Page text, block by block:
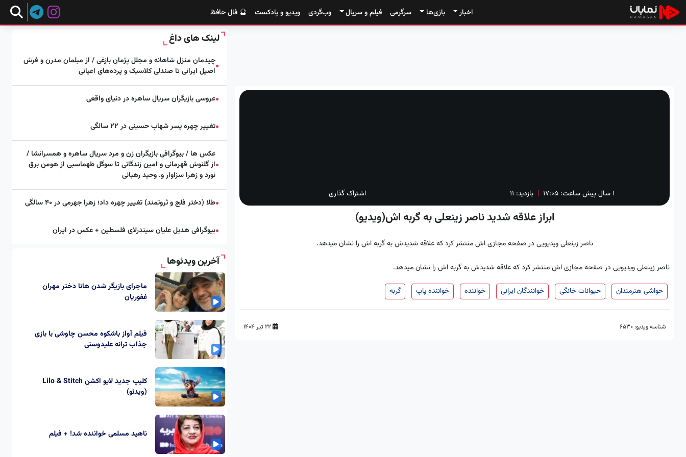
اخبار بازی‌ها سرگرمی فیلم و سریال وب‌گردی ویدیو و پادکست 🔮 فال حافظ
۱ سال پیش ساعت: ۱۷:۰۵ | بازدید: 11 اشتراک گذاری
ابراز علاقه شدید ناصر زینعلی به گربه اش(ویدیو)
ناصر زینعلی ویدیویی در صفحه مجازی اش منتشر کرد که علاقه شدیدش به گربه اش را نشان میدهد.
ناصر زینعلی ویدیویی در صفحه مجازی اش منتشر کرد که علاقه شدیدش به گربه اش را نشان میدهد.
حواشی هنرمندان حیوانات خانگی خوانندگان ایرانی خواننده خواننده پاپ گربه
شناسه ویدیو: ۲۲ تیر ۱۴۰۴
لینک های داغ
●چیدمان منزل شاهانه و مجلل پژمان بازغی / از مبلمان مدرن و فرش
اصیل ایرانی تا صندلی کلاسیک و پرده‌های اعیانی
●عروسی بازیگران سریال ساهره در دنیای واقعی
●تغییر چهره پسر شهاب حسینی در ۲۲ سالگی
●
عکس ها / بیوگرافی بازیگران زن و مرد سریال ساهره و همسرانشا /
از گلنوش قهرمانی و امین زندگانی تا سوگل طهماسبی از هومن برق
نورد و زهرا سزاوار و. وحید رهبانی
●طلا (دختر فلج و ثروتمند) تغییر چهره داد؛ زهرا جهرمی در ۴۰ سالگی
●بیوگرافی هدیل علیان سیندرلای فلسطین + عکس در ایران
آخرین ویدئوها
ماجرای بازیگر شدن هانا دختر مهران
غفوریان
فیلم آواز باشکوه محسن چاوشی با بازی
جذاب ترانه علیدوستی
کلیپ جدید لایو اکشن Lilo & Stitch
(ویدئو)
ناهید مسلمی خواننده شد! + فیلم